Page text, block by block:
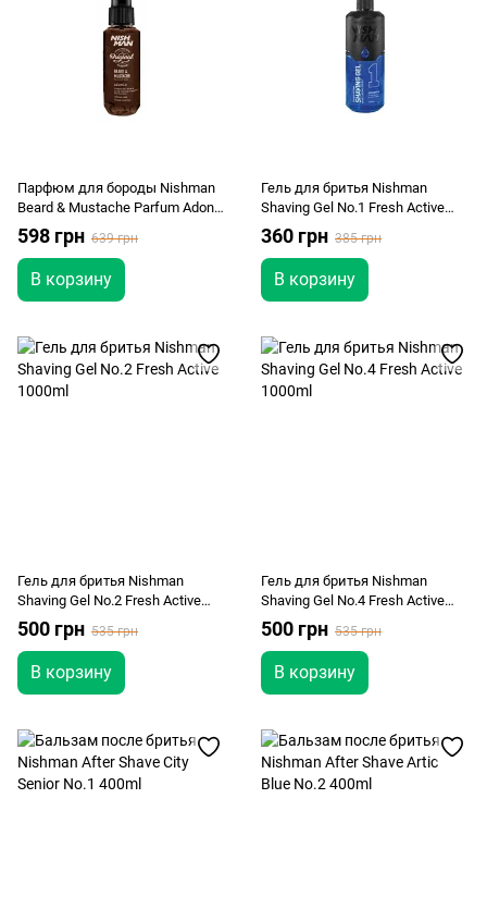
Парфюм для бороды Nishman
Beard & Mustache Parfum Adonis
75ml
598 грн 639 грн
В корзину
Гель для бритья Nishman
Shaving Gel No.1 Fresh Active
400ml
360 грн 385 грн
В корзину
Гель для бритья Nishman
Shaving Gel No.2 Fresh Active
1000ml
500 грн 535 грн
В корзину
Гель для бритья Nishman
Shaving Gel No.4 Fresh Active
1000ml
500 грн 535 грн
В корзину